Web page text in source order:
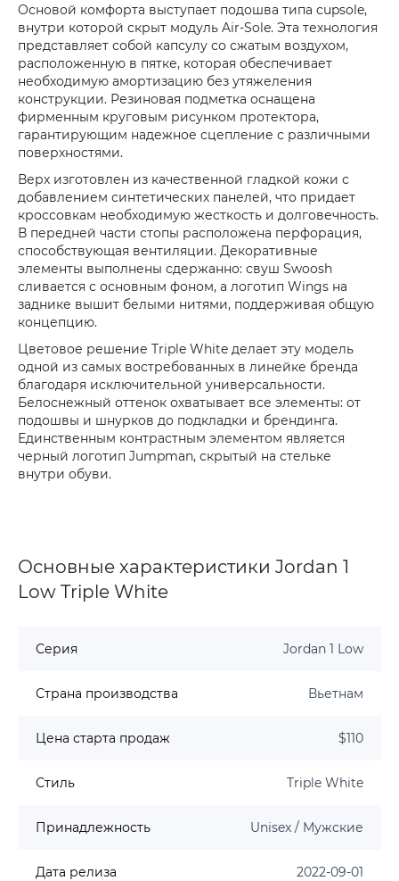
Основой комфорта выступает подошва типа cupsole,
внутри которой скрыт модуль Air-Sole. Эта технология
представляет собой капсулу со сжатым воздухом,
расположенную в пятке, которая обеспечивает
необходимую амортизацию без утяжеления
конструкции. Резиновая подметка оснащена
фирменным круговым рисунком протектора,
гарантирующим надежное сцепление с различными
поверхностями.
Верх изготовлен из качественной гладкой кожи с
добавлением синтетических панелей, что придает
кроссовкам необходимую жесткость и долговечность.
В передней части стопы расположена перфорация,
способствующая вентиляции. Декоративные
элементы выполнены сдержанно: свуш Swoosh
сливается с основным фоном, а логотип Wings на
заднике вышит белыми нитями, поддерживая общую
концепцию.
Цветовое решение Triple White делает эту модель
одной из самых востребованных в линейке бренда
благодаря исключительной универсальности.
Белоснежный оттенок охватывает все элементы: от
подошвы и шнурков до подкладки и брендинга.
Единственным контрастным элементом является
черный логотип Jumpman, скрытый на стельке
внутри обуви.
Основные характеристики Jordan 1
Low Triple White
Серия Jordan 1 Low
Страна производства Вьетнам
Цена старта продаж $110
Стиль Triple White
Принадлежность Unisex / Мужские
Дата релиза 2022-09-01